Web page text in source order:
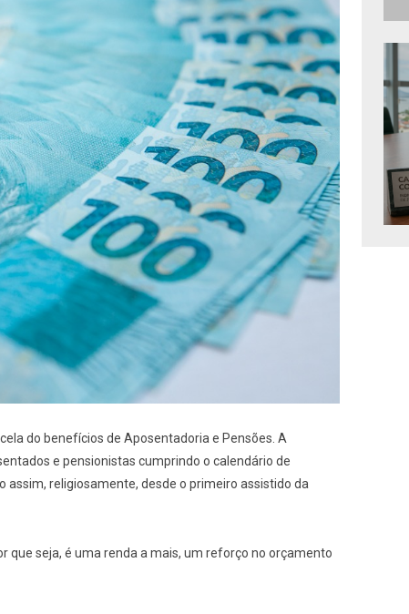
do benefícios de Aposentadoria e Pensões. A
e pensionistas cumprindo o calendário de
religiosamente, desde o primeiro assistido da
que seja, é uma renda a mais, um reforço no orçamento